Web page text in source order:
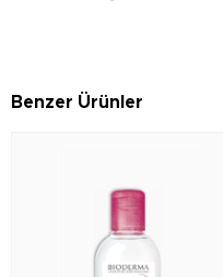
Benzer Ürünler